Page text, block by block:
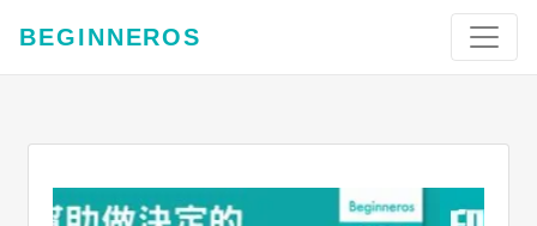
BEGINNEROS